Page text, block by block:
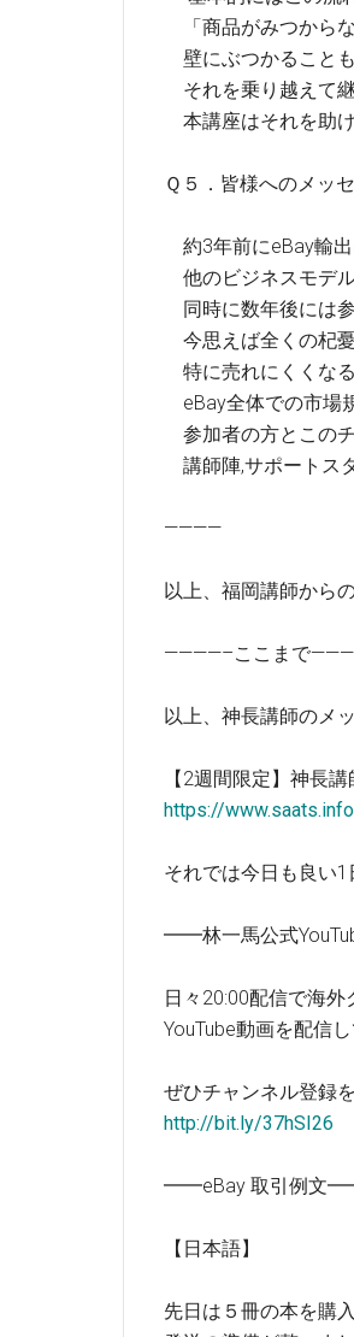
「商品がみつから
壁にぶつかること
それを乗り越えて
本講座はそれを助
Ｑ５．皆様へのメッ
約3年前にeBay輸出
他のビジネスモデ
同時に数年後には
今思えば全くの杞憂
特に売れにくくな
eBay全体での市場
参加者の方とこの
講師陣,サポートス
————
以上、福岡講師から
————–ここまで
以上、神長講師のメ
【2週間限定】神長
https://
それでは今日も良い1
━━林一馬公式
日々20:00配信で海
YouTube動画を配信し
ぜひチャンネル登録
http://bit.ly/37hSI26
━━eBay 取引
【日本語】
先日は５冊の本を購